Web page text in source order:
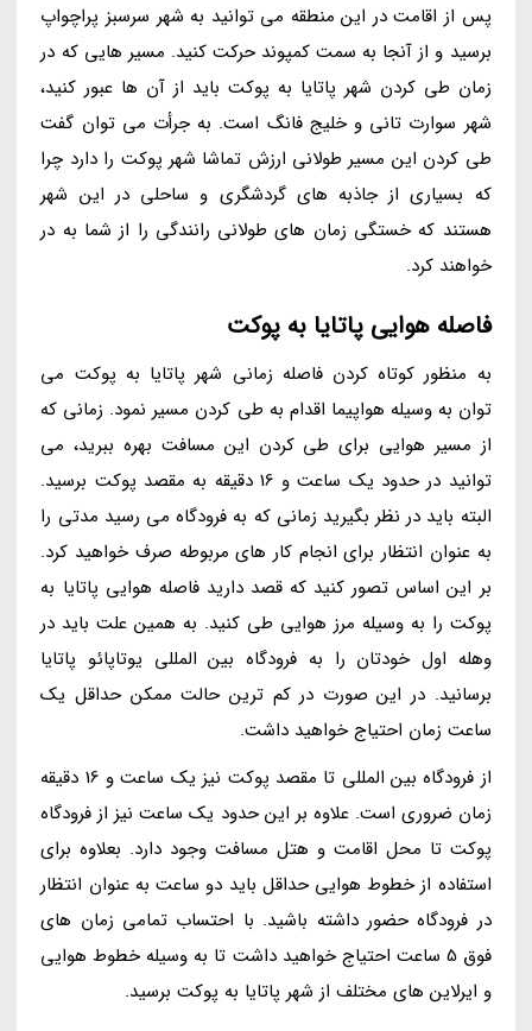
پس از اقامت در این منطقه می توانید به شهر سرسبز پراچواپ
برسید و از آنجا به سمت کمپوند حرکت کنید. مسیر هایی که در
زمان طی کردن شهر پاتایا به پوکت باید از آن ها عبور کنید،
شهر سوارت تانی و خلیج فانگ است. به جرأت می توان گفت
طی کردن این مسیر طولانی ارزش تماشا شهر پوکت را دارد چرا
که بسیاری از جاذبه های گردشگری و ساحلی در این شهر
هستند که خستگی زمان های طولانی رانندگی را از شما به در
خواهند کرد.
فاصله هوایی پاتایا به پوکت
به منظور کوتاه کردن فاصله زمانی شهر پاتایا به پوکت می
توان به وسیله هواپیما اقدام به طی کردن مسیر نمود. زمانی که
از مسیر هوایی برای طی کردن این مسافت بهره ببرید، می
توانید در حدود یک ساعت و 16 دقیقه به مقصد پوکت برسید.
البته باید در نظر بگیرید زمانی که به فرودگاه می رسید مدتی را
به عنوان انتظار برای انجام کار های مربوطه صرف خواهید کرد.
بر این اساس تصور کنید که قصد دارید فاصله هوایی پاتایا به
پوکت را به وسیله مرز هوایی طی کنید. به همین علت باید در
وهله اول خودتان را به فرودگاه بین المللی یوتاپائو پاتایا
برسانید. در این صورت در کم ترین حالت ممکن حداقل یک
ساعت زمان احتیاج خواهید داشت.
از فرودگاه بین المللی تا مقصد پوکت نیز یک ساعت و 16 دقیقه
زمان ضروری است. علاوه بر این حدود یک ساعت نیز از فرودگاه
پوکت تا محل اقامت و هتل مسافت وجود دارد. بعلاوه برای
استفاده از خطوط هوایی حداقل باید دو ساعت به عنوان انتظار
در فرودگاه حضور داشته باشید. با احتساب تمامی زمان های
فوق 5 ساعت احتیاج خواهید داشت تا به وسیله خطوط هوایی
و ایرلاین های مختلف از شهر پاتایا به پوکت برسید.